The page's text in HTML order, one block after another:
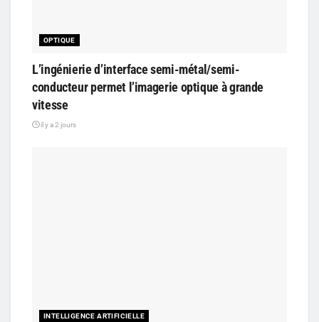
OPTIQUE
L’ingénierie d’interface semi-métal/semi-
conducteur permet l’imagerie optique à grande
vitesse
il y a 2 jours
INTELLIGENCE ARTIFICIELLE